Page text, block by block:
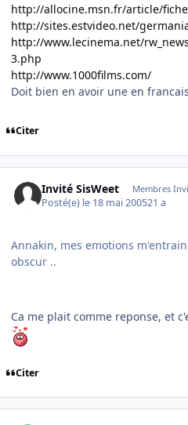
http://allocine.msn.fr/article/
http://sites.estvideo.net/
http://www.lecinema.net/
3.php
http://www.1000films.com/
Doit bien en avoir une en
Citer
Invité SisWeet Membres
Posté(e) le 18 mai 200521 a
Annakin, mes emotions
obscur ..
Ca me plait comme reponse, et
Citer